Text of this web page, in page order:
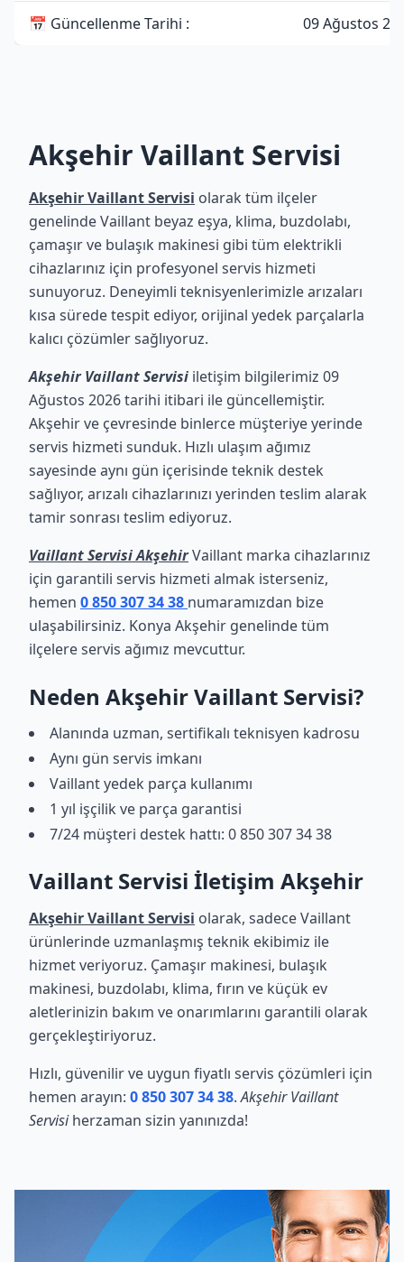
📅 Güncellenme Tarihi : 09 Ağustos
Akşehir Vaillant Servisi
Akşehir Vaillant Servisi olarak tüm ilçeler
genelinde Vaillant beyaz eşya, klima, buzdolabı,
çamaşır ve bulaşık makinesi gibi tüm elektrikli
cihazlarınız için profesyonel servis hizmeti
sunuyoruz. Deneyimli teknisyenlerimizle arızaları
kısa sürede tespit ediyor, orijinal yedek parçalarla
kalıcı çözümler sağlıyoruz.
Akşehir Vaillant Servisi iletişim bilgilerimiz 09
Ağustos 2026 tarihi itibari ile güncellemiştir.
Akşehir ve çevresinde binlerce müşteriye yerinde
servis hizmeti sunduk. Hızlı ulaşım ağımız
sayesinde aynı gün içerisinde teknik destek
sağlıyor, arızalı cihazlarınızı yerinden teslim alarak
tamir sonrası teslim ediyoruz.
Vaillant Servisi AkşehirVaillant marka cihazlarınız
için garantili servis hizmeti almak isterseniz,
hemen 0 850 307 34 38 numaramızdan bize
ulaşabilirsiniz. Konya Akşehir genelinde tüm
ilçelere servis ağımız mevcuttur.
Neden Akşehir Vaillant Servisi?
Alanında uzman, sertifikalı teknisyen kadrosu
Aynı gün servis imkanı
Vaillant yedek parça kullanımı
1 yıl işçilik ve parça garantisi
7/24 müşteri destek hattı: 0 850 307 34 38
Vaillant Servisi İletişim Akşehir
Akşehir Vaillant Servisi olarak, sadece Vaillant
ürünlerinde uzmanlaşmış teknik ekibimiz ile
hizmet veriyoruz. Çamaşır makinesi, bulaşık
makinesi, buzdolabı, klima, fırın ve küçük ev
aletlerinizin bakım ve onarımlarını garantili olarak
gerçekleştiriyoruz.
Hızlı, güvenilir ve uygun fiyatlı servis çözümleri için
hemen arayın: 0 850 307 34 38.Akşehir Vaillant
Servisiherzaman sizin yanınızda!